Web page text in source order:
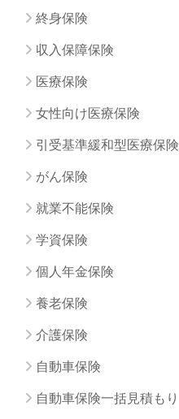
終身保険
収入保障保険
医療保険
女性向け医療保険
引受基準緩和型医療保険
がん保険
就業不能保険
学資保険
個人年金保険
養老保険
介護保険
自動車保険
自動車保険一括見積もり